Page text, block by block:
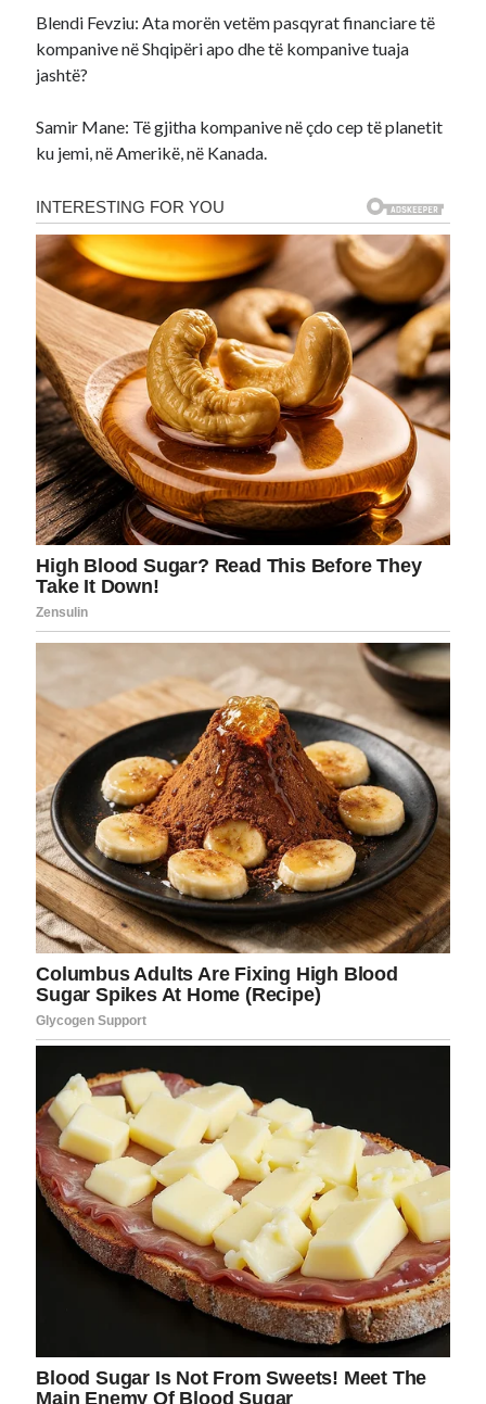
Blendi Fevziu: Ata morën vetëm pasqyrat financiare të
kompanive në Shqipëri apo dhe të kompanive tuaja
jashtë?
Samir Mane: Të gjitha kompanive në çdo cep të planetit
ku jemi, në Amerikë, në Kanada.